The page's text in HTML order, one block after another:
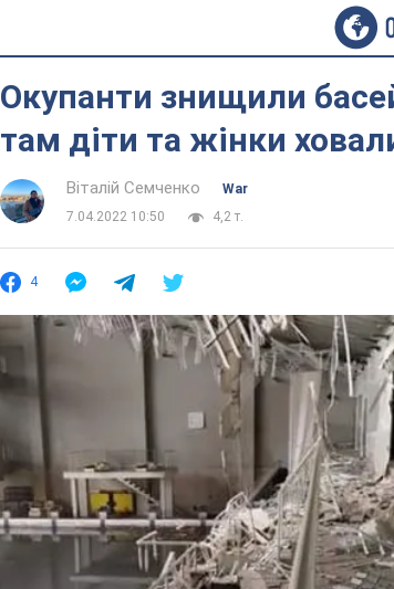
Окупанти знищили
там діти та жінки
Віталій Семченко
War
7.04.2022 10:50
4,2 т.
4